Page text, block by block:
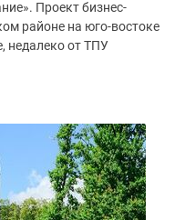
Проект бизнес-
районе на юго-востоке
недалеко от ТПУ